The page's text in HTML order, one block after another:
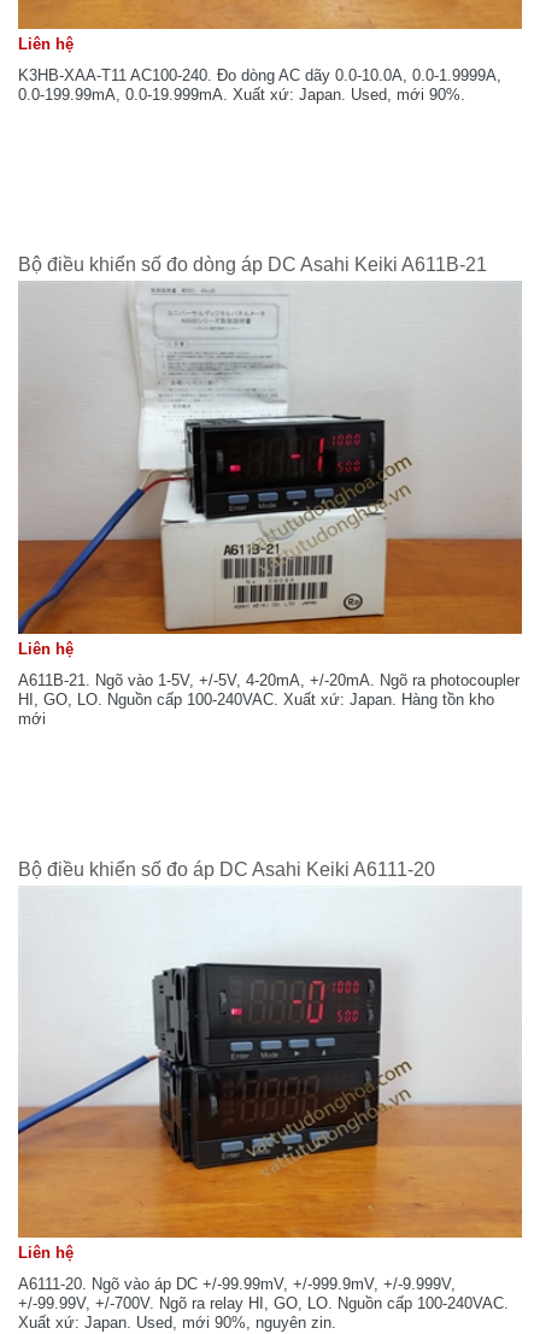
Liên hệ
K3HB-XAA-T11 AC100-240. Đo dòng AC dãy 0.0-10.0A, 0.0-1.9999A,
0.0-199.99mA, 0.0-19.999mA. Xuất xứ: Japan. Used, mới 90%.
Bộ điều khiển số đo dòng áp DC Asahi Keiki A611B-21
Liên hệ
A611B-21. Ngõ vào 1-5V, +/-5V, 4-20mA, +/-20mA. Ngõ ra photocoupler
HI, GO, LO. Nguồn cấp 100-240VAC. Xuất xứ: Japan. Hàng tồn kho
mới
Bộ điều khiển số đo áp DC Asahi Keiki A6111-20
Liên hệ
A6111-20. Ngõ vào áp DC +/-99.99mV, +/-999.9mV, +/-9.999V,
+/-99.99V, +/-700V. Ngõ ra relay HI, GO, LO. Nguồn cấp 100-240VAC.
Xuất xứ: Japan. Used, mới 90%, nguyên zin.